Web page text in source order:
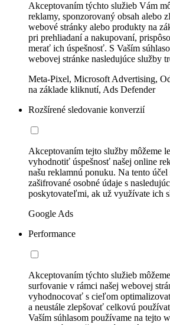
Akceptovaním týchto služieb Vám
reklamy, sponzorovaný obsah alebo
webové stránky alebo produkty na
pri prehliadaní a nakupovaní,
merať ich úspešnosť. S Vaším
webovej stránke nasledujúce služby
Meta-Pixel, Microsoft Advertising,
na základe kliknutí, Ads Defender
Rozšírené sledovanie konverzií
Akceptovaním tejto služby môžeme
vyhodnotiť úspešnosť našej online
našu reklamnú ponuku. Na tento
zašifrované osobné údaje s
poskytovateľmi, ak už využívate ich
Google Ads
Performance
Akceptovaním týchto služieb
surfovanie v rámci našej webovej
vyhodnocovať s cieľom
a neustále zlepšovať celkovú
Vaším súhlasom používame na tejto